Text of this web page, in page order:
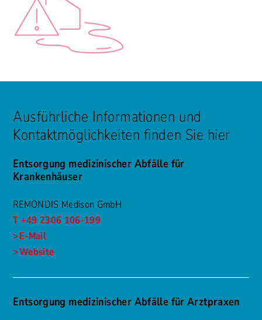
Ausführliche Informationen und
Kontaktmöglichkeiten finden Sie hier
Entsorgung medizinischer Abfälle für
Krankenhäuser
REMONDIS Medison GmbH
T +49 2306 106-199
E-Mail
Website
Entsorgung medizinischer Abfälle für Arztpraxen